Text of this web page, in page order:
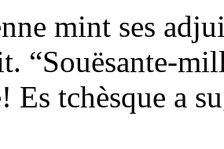
mint ses
“Souësante-
Es tchèsque a